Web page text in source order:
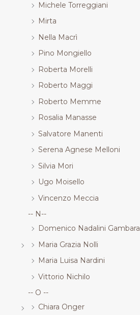
Michele Torreggiani
Mirta
Nella Macrì
Pino Mongiello
Roberta Morelli
Roberto Maggi
Roberto Memme
Rosalia Manasse
Salvatore Manenti
Serena Agnese Melloni
Silvia Mori
Ugo Moisello
Vincenzo Meccia
-- N--
Domenico Nadalini Gambara
Maria Grazia Nolli
Maria Luisa Nardini
Vittorio Nichilo
-- O --
Chiara Onger